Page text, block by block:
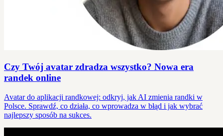
Czy Twój avatar zdradza wszystko? Nowa era
randek online
Avatar do aplikacji randkowej: odkryj, jak AI zmienia randki w
Polsce. Sprawdź, co działa, co wprowadza w błąd i jak wybrać
najlepszy sposób na sukces.